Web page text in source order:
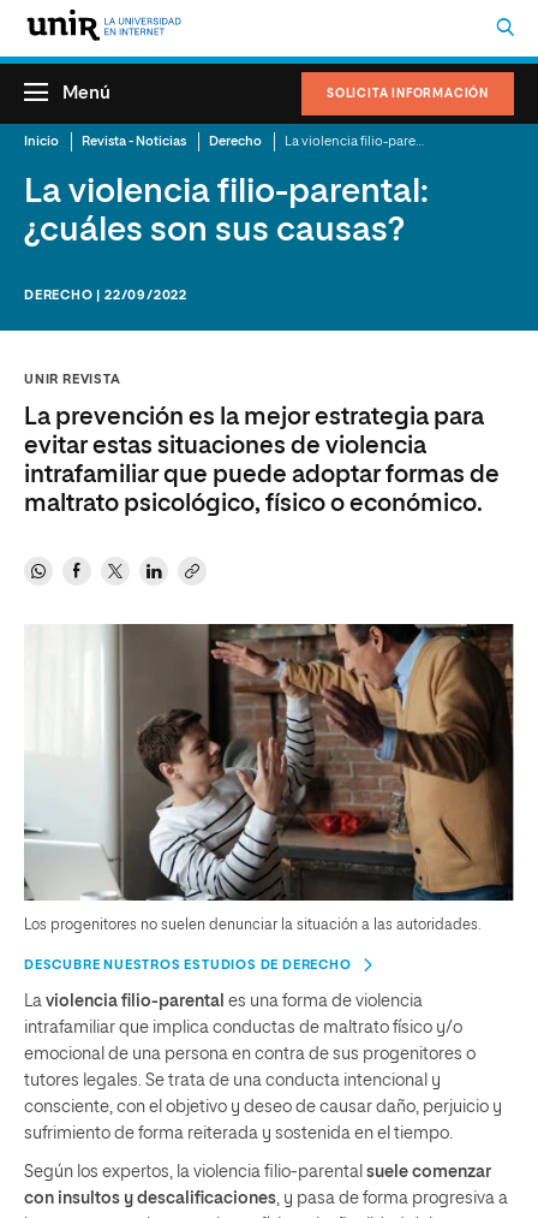
SOLICITA INFORMACIÓN
Menú
Inicio Revista - Noticias Derecho
La violencia filio-parental:
¿cuáles son sus causas?
DERECHO | 22/09/2022
UNIR REVISTA
La prevención es la mejor estrategia para
evitar estas situaciones de violencia
intrafamiliar que puede adoptar formas de
maltrato psicológico, físico o económico.
Los progenitores no suelen denunciar la situación a las autoridades.
DESCUBRE NUESTROS ESTUDIOS DE DERECHO
La violencia filio-parental es una forma de violencia
intrafamiliar que implica conductas de maltrato físico y/o
emocional de una persona en contra de sus progenitores o
tutores legales. Se trata de una conducta intencional y
consciente, con el objetivo y deseo de causar daño, perjuicio y
sufrimiento de forma reiterada y sostenida en el tiempo.
Según los expertos, la violencia filio-parental suele comenzar
con insultos y descalificaciones , y pasa de forma progresiva a